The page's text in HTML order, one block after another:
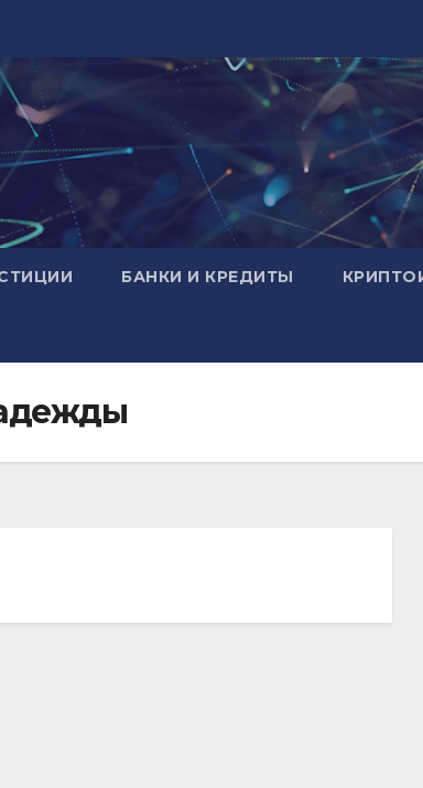
БАНКИ И КРЕДИТЫ